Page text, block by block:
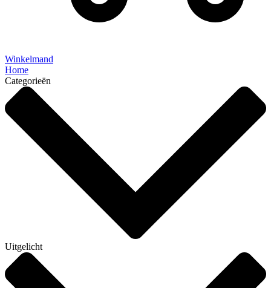
Winkelmand
Home
Categorieën
Uitgelicht